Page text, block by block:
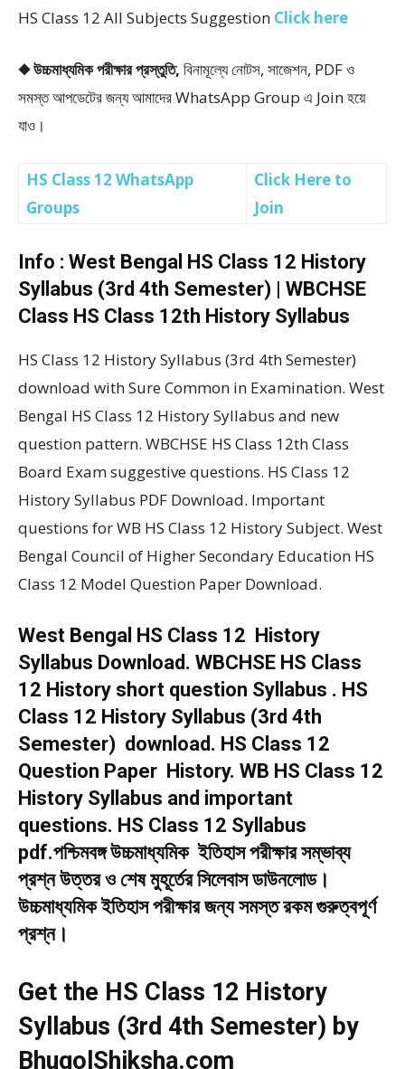
HS Class 12 All Subjects Suggestion Click here
◆ উচ্চমাধ্যমিক পরীক্ষার প্রস্তুতি, বিনামূল্যে নোটস, সাজেশন, PDF ও
সমস্ত আপডেটের জন্য আমাদের WhatsApp Group এ Join হয়ে
যাও।
HS Class 12 WhatsApp
Groups
Click Here to
Join
Info : West Bengal HS Class 12 History
Syllabus (3rd 4th Semester) | WBCHSE
Class HS Class 12th History Syllabus
HS Class 12 History Syllabus (3rd 4th Semester)
download with Sure Common in Examination. West
Bengal HS Class 12 History Syllabus and new
question pattern. WBCHSE HS Class 12th Class
Board Exam suggestive questions. HS Class 12
History Syllabus PDF Download. Important
questions for WB HS Class 12 History Subject. West
Bengal Council of Higher Secondary Education HS
Class 12 Model Question Paper Download.
West Bengal HS Class 12 History
Syllabus Download. WBCHSE HS Class
12 History short question Syllabus . HS
Class 12 History Syllabus (3rd 4th
Semester) download. HS Class 12
Question Paper History. WB HS Class 12
History Syllabus and important
questions. HS Class 12 Syllabus
pdf.পশ্চিমবঙ্গ উচ্চমাধ্যমিক ইতিহাস পরীক্ষার সম্ভাব্য
প্রশ্ন উত্তর ও শেষ মুহূর্তের সিলেবাস ডাউনলোড।
উচ্চমাধ্যমিক ইতিহাস পরীক্ষার জন্য সমস্ত রকম গুরুত্বপূর্ণ
প্রশ্ন।
Get the HS Class 12 History
Syllabus (3rd 4th Semester) by
BhugolShiksha.com